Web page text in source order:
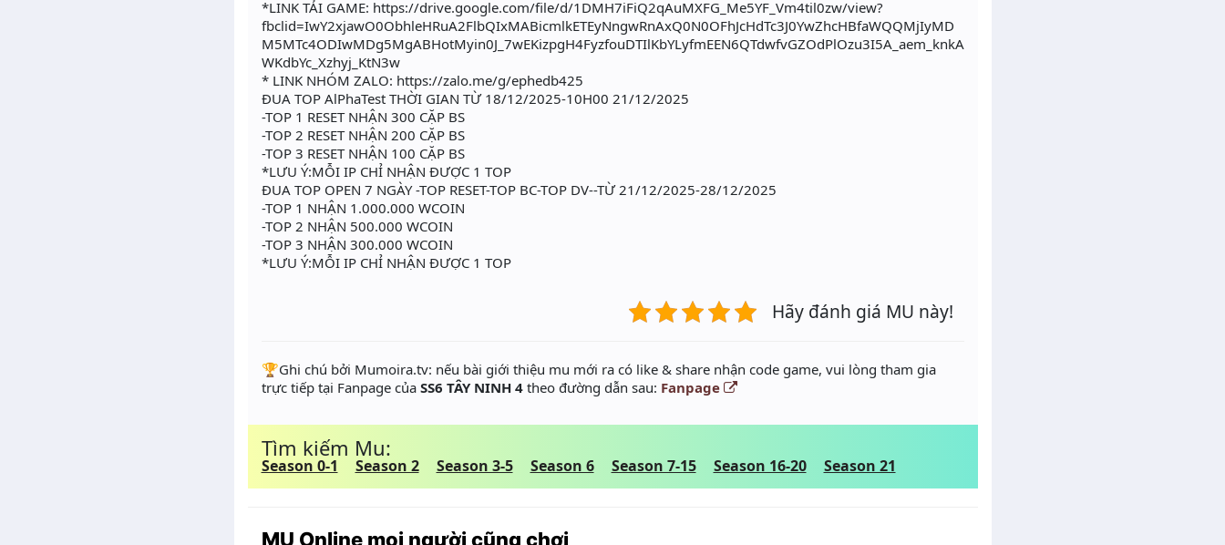
*LINK TẢI GAME: https://drive.google.com/file/d/1DMH7iFiQ2qAuMXFG_Me5YF_Vm4til0zw/view?
fbclid=IwY2xjawO0ObhleHRuA2FlbQIxMABicmlkETEyNngwRnAxQ0N0OFhJcHdTc3J0YwZhcHBfaWQQMjIyMD
M5MTc4ODIwMDg5MgABHotMyin0J_7wEKizpgH4FyzfouDTIlKbYLyfmEEN6QTdwfvGZOdPlOzu3I5A_aem_knkA
WKdbYc_Xzhyj_KtN3w
* LINK NHÓM ZALO: https://zalo.me/g/ephedb425
ĐUA TOP AlPhaTest THỜI GIAN TỪ 18/12/2025-10H00 21/12/2025
-TOP 1 RESET NHẬN 300 CẶP BS
-TOP 2 RESET NHẬN 200 CẶP BS
-TOP 3 RESET NHẬN 100 CẶP BS
*LƯU Ý:MỖI IP CHỈ NHẬN ĐƯỢC 1 TOP
ĐUA TOP OPEN 7 NGÀY -TOP RESET-TOP BC-TOP DV--TỪ 21/12/2025-28/12/2025
-TOP 1 NHẬN 1.000.000 WCOIN
-TOP 2 NHẬN 500.000 WCOIN
-TOP 3 NHẬN 300.000 WCOIN
*LƯU Ý:MỖI IP CHỈ NHẬN ĐƯỢC 1 TOP
Hãy đánh giá MU này!
️🏆Ghi chú bởi Mumoira.tv: nếu bài giới thiệu mu mới ra có like & share nhận code game, vui lòng tham gia
trực tiếp tại Fanpage của SS6 TÂY NINH 4theo đường dẫn sau: Fanpage
Tìm kiếm Mu:
Season 0-1 Season 2 Season 3-5 Season 6 Season 7-15 Season 16-20 Season 21
MU Online mọi người cũng chơi